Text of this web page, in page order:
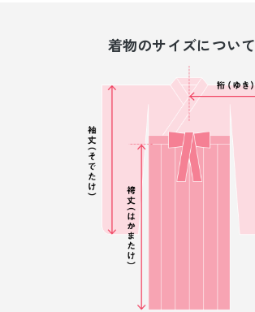
着物のサイズについて